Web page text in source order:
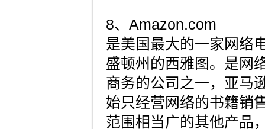
8、Amazon.com
是美国最大的一家网络
盛顿州的西雅图。是网
商务的公司之一，亚马
始只经营网络的书籍销
范围相当广的其他产品